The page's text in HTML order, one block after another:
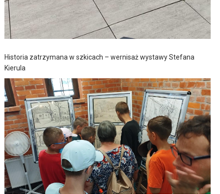
Historia zatrzymana w szkicach – wernisaż wystawy Stefana
Kierula